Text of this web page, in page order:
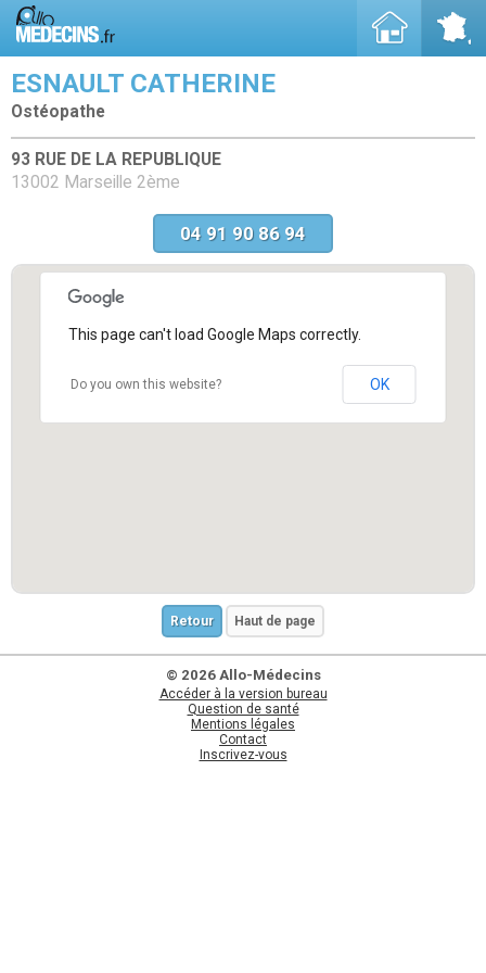
ESNAULT CATHERINE
Ostéopathe
93 RUE DE LA REPUBLIQUE
13002 Marseille 2ème
04 91 90 86 94
This page can't load Google Maps correctly.
Do you own this website? OK
Retour Haut de page
© 2026 Allo-Médecins
Accéder à la version bureau
Question de santé
Mentions légales
Contact
Inscrivez-vous